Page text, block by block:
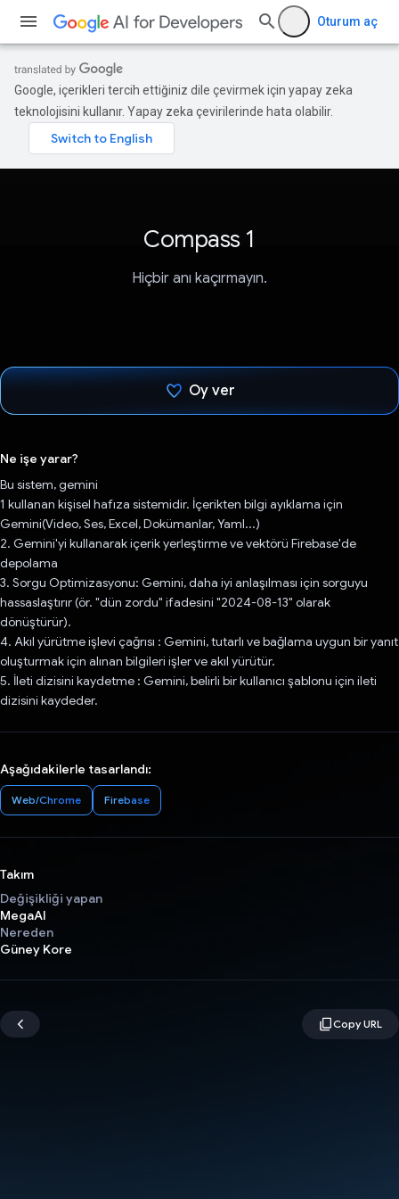
Oturum aç
Google, içerikleri tercih ettiğiniz dile çevirmek için yapay zeka
teknolojisini kullanır. Yapay zeka çevirilerinde hata olabilir.
Compass 1
Hiçbir anı kaçırmayın.
Oy ver
Ne işe yarar?
Bu sistem, gemini
1 kullanan kişisel hafıza sistemidir. İçerikten bilgi ayıklama için
Gemini(Video, Ses, Excel, Dokümanlar, Yaml...)
2. Gemini'yi kullanarak içerik yerleştirme ve vektörü Firebase'de
depolama
3. Sorgu Optimizasyonu: Gemini, daha iyi anlaşılması için sorguyu
hassaslaştırır (ör. "dün zordu" ifadesini "2024-08-13" olarak
dönüştürür).
4. Akıl yürütme işlevi çağrısı : Gemini, tutarlı ve bağlama uygun bir yanıt
oluşturmak için alınan bilgileri işler ve akıl yürütür.
5. İleti dizisini kaydetme : Gemini, belirli bir kullanıcı şablonu için ileti
dizisini kaydeder.
Aşağıdakilerle tasarlandı:
Web/Chrome Firebase
Takım
Değişikliği yapan
MegaAI
Nereden
Güney Kore